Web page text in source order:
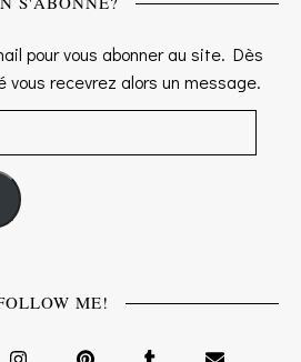
pour vous abonner au site. Dès
vous recevrez alors un message.
ME!